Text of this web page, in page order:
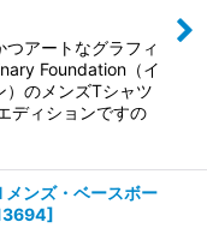
アートなグラフィ
Foundation（イ
）のメンズTシャツ
ディションですの
ンズ・ベースボー
]